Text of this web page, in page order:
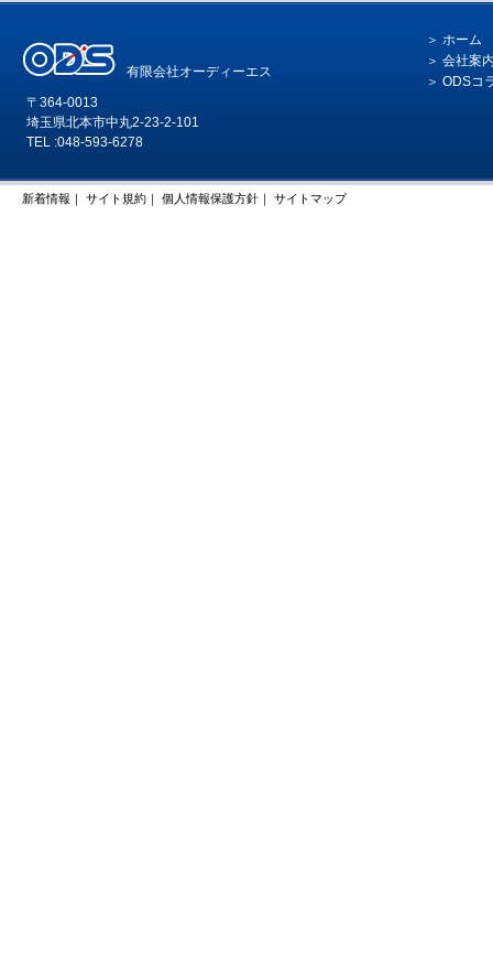
有限会社オーディーエス
〒364-0013
埼玉県北本市中丸2-23-2-101
TEL :048-593-6278
ホーム
会社案
ODSコ
新着情報 ｜ サイト規約 ｜ 個人情報保護方針 ｜ サイトマップ